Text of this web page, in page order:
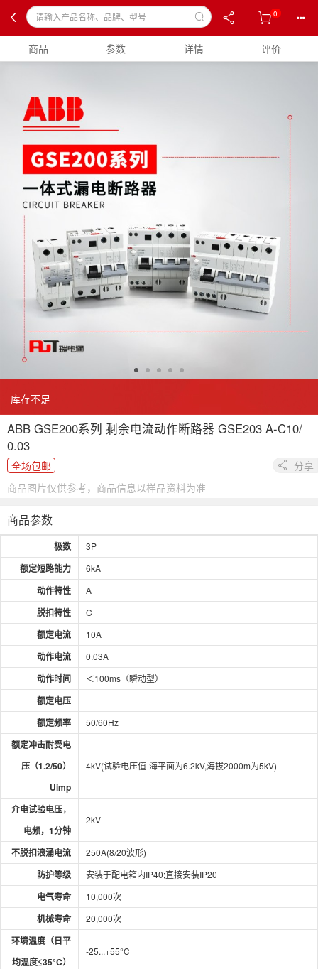
0
商品 参数 详情 评价
库存不足
ABB GSE200系列 剩余电流动作断路器 GSE203 A-C10/
0.03
全场包邮
分享
商品图片仅供参考，商品信息以样品资料为准
商品参数
极数 3P
额定短路能力 6kA
动作特性 A
脱扣特性 C
额定电流 10A
动作电流 0.03A
动作时间 ＜100ms（瞬动型）
额定电压
额定频率
50/60Hz
额定冲击耐受电
压（1.2/50）
Uimp
4kV(试验电压值-海平面为6.2kV,海拔2000m为5kV)
介电试验电压，
电频，1分钟
2kV
不脱扣浪涌电流 250A(8/20波形)
防护等级 安装于配电箱内IP40;直接安装IP20
电气寿命 10,000次
机械寿命 20,000次
环境温度（日平
均温度≤35°C）
-25...+55°C